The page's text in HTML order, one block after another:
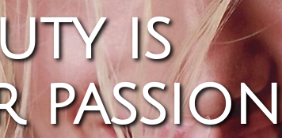
is
passion